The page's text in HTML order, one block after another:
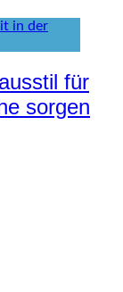
für
sorgen